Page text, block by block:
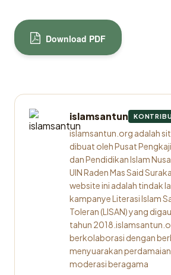
Download PDF
islamsantun
islamsantun.org adalah
dibuat oleh Pusat
dan Pendidikan Islam
UIN Raden Mas Said
website ini adalah tindak
kampanye Literasi Islam
Toleran (LISAN) yang
tahun
berkolaborasi dengan
menyuarakan
moderasi beragama